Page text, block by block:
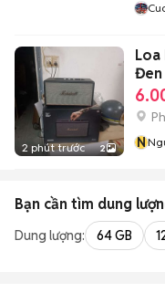
2 phút trước 2
Đen
N
Bạn cần tìm dung
Dung lượng: 64 GB